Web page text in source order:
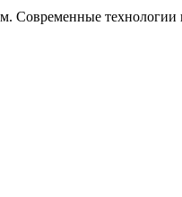
Современные